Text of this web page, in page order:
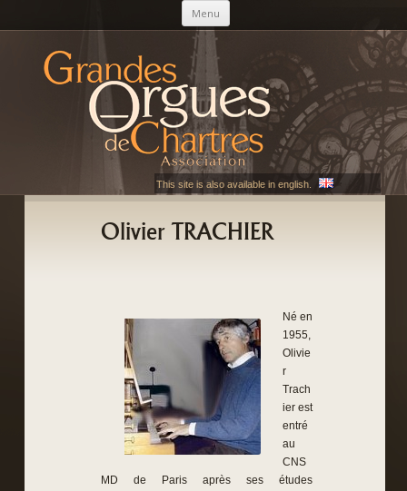
Menu Aller au contenu principal
AGOC
Les Grandes Orgues de Chartres
This site is also available in english.
Olivier TRACHIER
Né en
1955,
Olivie
r
Trach
ier est
entré
au
CNS
MD de Paris après ses études